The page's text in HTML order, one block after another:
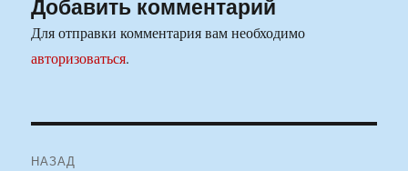
Для отправки комментария вам необходимо
авторизоваться.
НАЗАД